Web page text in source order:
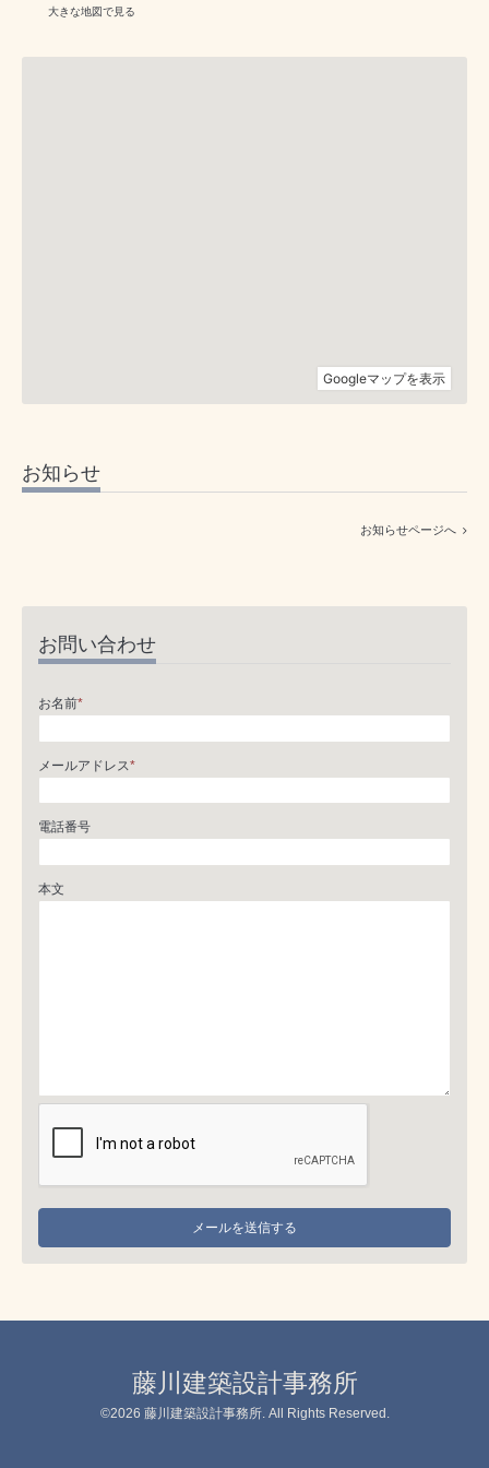
大きな地図で見る
お知らせ
お知らせページへ
お問い合わせ
お名前*
メールアドレス*
電話番号
本文
藤川建築設計事務所
©2026 藤川建築設計事務所. All Rights Reserved.